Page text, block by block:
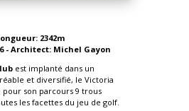
2342m
- Architect: Michel Gayon
est implanté dans un
et diversifié, le Victoria
pour son parcours 9 trous
les facettes du jeu de golf.